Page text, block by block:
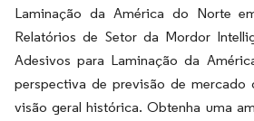
Laminação da América do Norte
Relatórios de Setor da Mordor
Adesivos para Laminação da
perspectiva de previsão de mercado
visão geral histórica. Obtenha uma